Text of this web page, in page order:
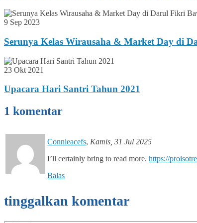
9 Sep 2023
Serunya Kelas Wirausaha & Market Day di
23 Okt 2021
Upacara Hari Santri Tahun 2021
1 komentar
Connieacefs, Kamis, 31 Jul 2025
I’ll certainly bring to read more. https://
Balas
tinggalkan komentar